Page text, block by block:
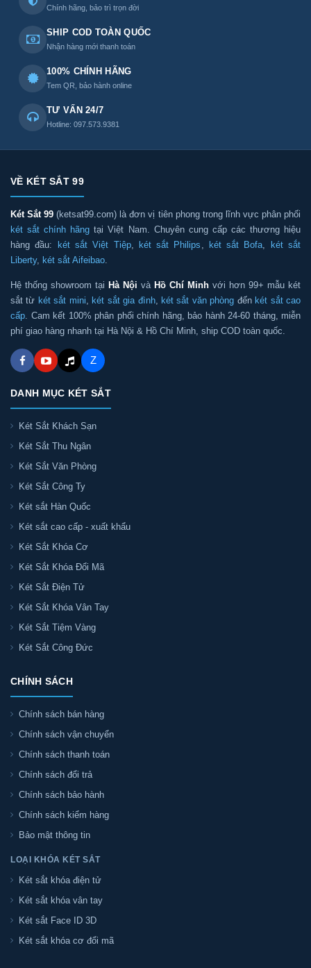
Chính hãng, bảo trì trọn đời
SHIP COD TOÀN QUỐC
Nhận hàng mới thanh toán
100% CHÍNH HÃNG
Tem QR, bảo hành online
TƯ VẤN 24/7
Hotline: 097.573.9381
VỀ KÉT SẮT 99
Két Sắt 99 (ketsat99.com) là đơn vị tiên phong trong lĩnh vực phân phối
két sắt chính hãng tại Việt Nam. Chuyên cung cấp các thương hiệu
hàng đầu:
két sắt Việt Tiệp, két sắt Philips , két sắt Bofa,
két sắt
Liberty, két sắt Aifeibao.
Hệ thống showroom tại Hà Nội và Hồ Chí Minh với hơn 99+ mẫu két
sắt từ két sắt mini, két sắt gia đình, két sắt văn phòng đến két sắt cao
cấp. Cam kết 100% phân phối chính hãng, bảo hành 24-60 tháng, miễn
phí giao hàng nhanh tại Hà Nội & Hồ Chí Minh, ship COD toàn quốc.
Z
DANH MỤC KÉT SẮT
Két Sắt Khách Sạn
Két Sắt Thu Ngân
Két Sắt Văn Phòng
Két Sắt Công Ty
Két sắt Hàn Quốc
Két sắt cao cấp - xuất khẩu
Két Sắt Khóa Cơ
Két Sắt Khóa Đổi Mã
Két Sắt Điện Tử
Két Sắt Khóa Vân Tay
Két Sắt Tiệm Vàng
Két Sắt Công Đức
CHÍNH SÁCH
Chính sách bán hàng
Chính sách vận chuyển
Chính sách thanh toán
Chính sách đổi trả
Chính sách bảo hành
Chính sách kiểm hàng
Bảo mật thông tin
LOẠI KHÓA KÉT SẮT
Két sắt khóa điện tử
Két sắt khóa vân tay
Két sắt Face ID 3D
Két sắt khóa cơ đổi mã